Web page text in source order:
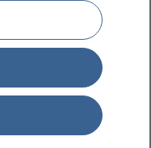
Inställningar för kakor